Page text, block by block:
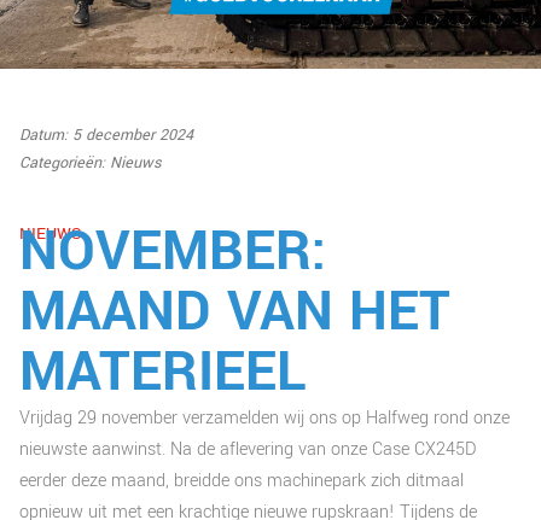
Datum: 5 december 2024
Categorieën: Nieuws
NIEUWS
NOVEMBER:
MAAND VAN HET
MATERIEEL
Vrijdag 29 november verzamelden wij ons op Halfweg rond onze
nieuwste aanwinst. Na de aflevering van onze Case CX245D
eerder deze maand, breidde ons machinepark zich ditmaal
opnieuw uit met een krachtige nieuwe rupskraan! Tijdens de